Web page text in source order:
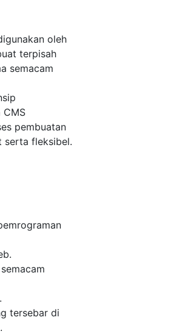
oleh
terpisah
semacam
CMS
pembuatan
serta fleksibel.
tersebar di